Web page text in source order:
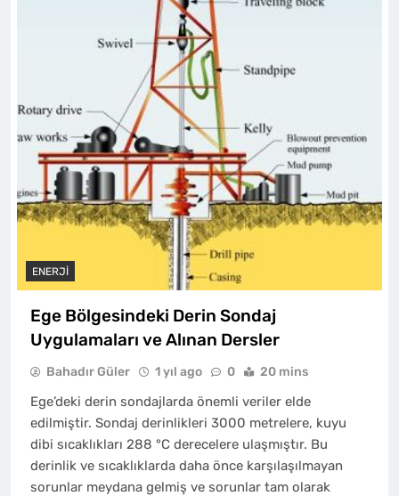
ENERJI
Ege Bölgesindeki Derin Sondaj
Uygulamaları ve Alınan Dersler
Bahadır Güler 1 yıl ago 0 20 mins
Ege’deki derin sondajlarda önemli veriler elde
edilmiştir. Sondaj derinlikleri 3000 metrelere, kuyu
dibi sıcaklıkları 288 °C derecelere ulaşmıştır. Bu
derinlik ve sıcaklıklarda daha önce karşılaşılmayan
sorunlar meydana gelmiş ve sorunlar tam olarak